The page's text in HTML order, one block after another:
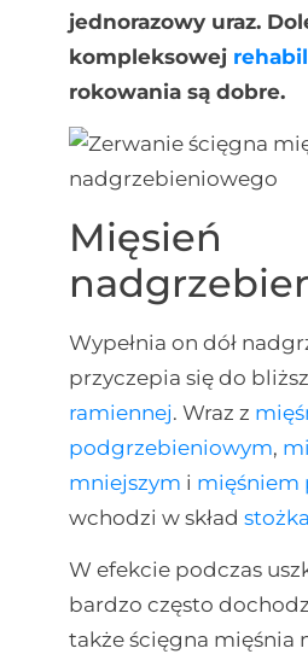
jednorazowy uraz.
kompleksowej
rokowania są dobre.
Mięsień
Wypełnia on dół
przyczepia się do
ramiennej. Wraz z
podgrzebieniowym,
mniejszym i mięśniem
wchodzi w skład
W efekcie podczas
bardzo często
także ścięgna mięśnia